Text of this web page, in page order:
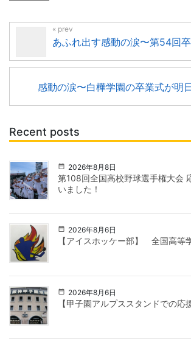
あふれ出す感動の涙〜第54回
感動の涙〜白樺学園の卒業式が明
Recent posts
2026年8月8日
第108回全国高校野球選手権大会
いました！
2026年8月6日
【アイスホッケー部】 全国高等
2026年8月6日
【甲子園アルプススタンドでの応